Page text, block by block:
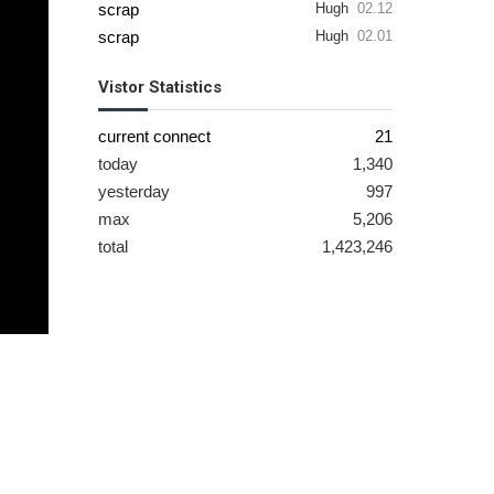
Hugh 02.12
scrap
Hugh 02.01
scrap
Vistor Statistics
current connect
21
today
1,340
yesterday
997
max
5,206
total
1,423,246